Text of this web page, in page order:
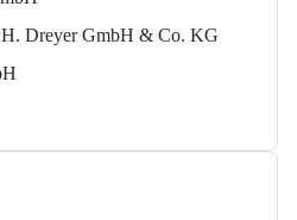
Dreyer GmbH & Co. KG